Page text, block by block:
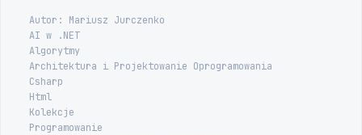
Autor: Mariusz Jurczenko
AI w .NET
Algorytmy
Architektura i Projektowanie Oprogramowania
Csharp
Html
Kolekcje
Programowanie